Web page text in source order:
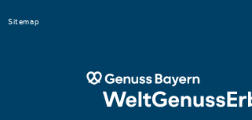
Sitemap